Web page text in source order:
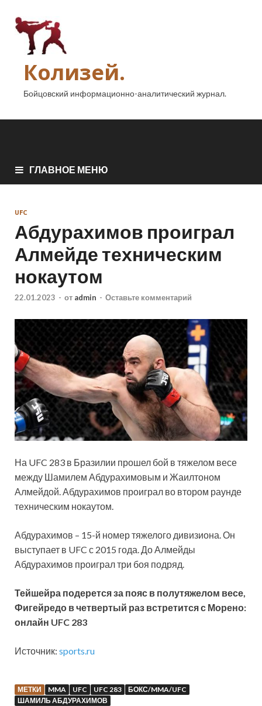
Колизей.
Бойцовский информационно-аналитический журнал.
ГЛАВНОЕ МЕНЮ
UFC
Абдурахимов проиграл
Алмейде техническим
нокаутом
22.01.2023 - от admin - Оставьте комментарий
На UFC 283 в Бразилии прошел бой в тяжелом весе
между Шамилем Абдурахимовым и Жаилтоном
Алмейдой. Абдурахимов проиграл во втором раунде
техническим нокаутом.
Абдурахимов – 15-й номер тяжелого дивизиона. Он
выступает в UFC с 2015 года. До Алмейды
Абдурахимов проиграл три боя подряд.
Тейшейра подерется за пояс в полутяжелом весе,
Фигейредо в четвертый раз встретится с Морено:
онлайн UFC 283
Источник: sports.ru
МЕТКИ MMA UFC UFC 283
БОКС/MMA/UFC
ШАМИЛЬ АБДУРАХИМОВ